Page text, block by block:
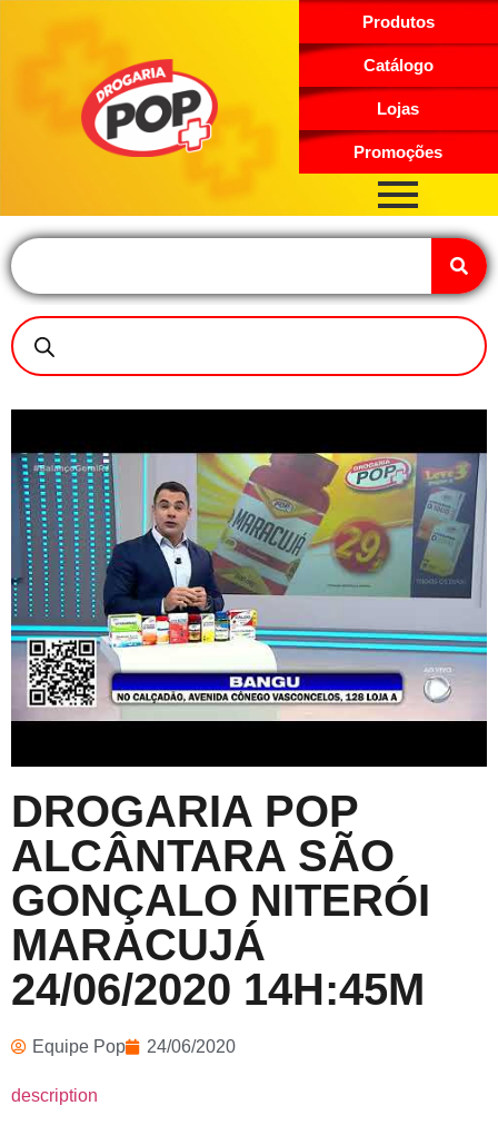
Produtos
Catálogo
Lojas
Promoções
DROGARIA POP
ALCÂNTARA SÃO
GONÇALO NITERÓI
MARACUJÁ
24/06/2020 14H:45M
Equipe Pop 24/06/2020
description